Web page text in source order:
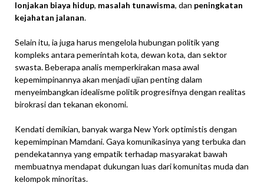
lonjakan biaya hidup, masalah tunawisma, dan peningkatan
kejahatan jalanan.
Selain itu, ia juga harus mengelola hubungan politik yang
kompleks antara pemerintah kota, dewan kota, dan sektor
swasta. Beberapa analis memperkirakan masa awal
kepemimpinannya akan menjadi ujian penting dalam
menyeimbangkan idealisme politik progresifnya dengan realitas
birokrasi dan tekanan ekonomi.
Kendati demikian, banyak warga New York optimistis dengan
kepemimpinan Mamdani. Gaya komunikasinya yang terbuka dan
pendekatannya yang empatik terhadap masyarakat bawah
membuatnya mendapat dukungan luas dari komunitas muda dan
kelompok minoritas.